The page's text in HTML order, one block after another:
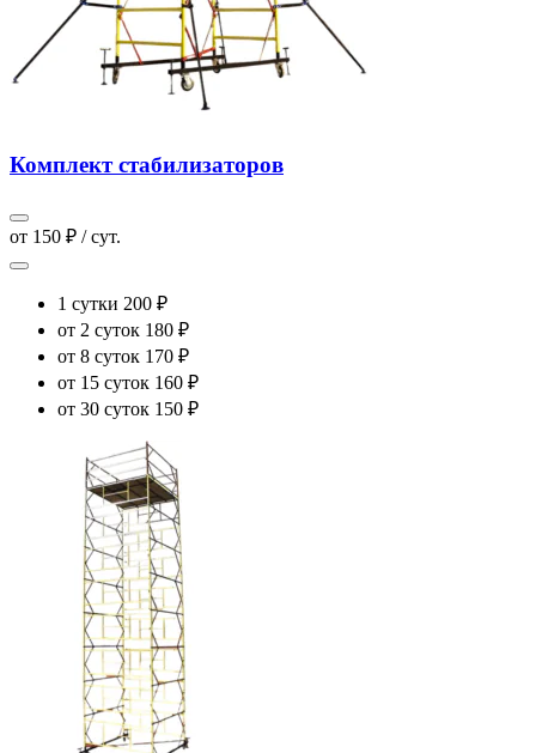
Комплект стабилизаторов
от 150 ₽ / сут.
1 сутки 200 ₽
от 2 суток 180 ₽
от 8 суток 170 ₽
от 15 суток 160 ₽
от 30 суток 150 ₽